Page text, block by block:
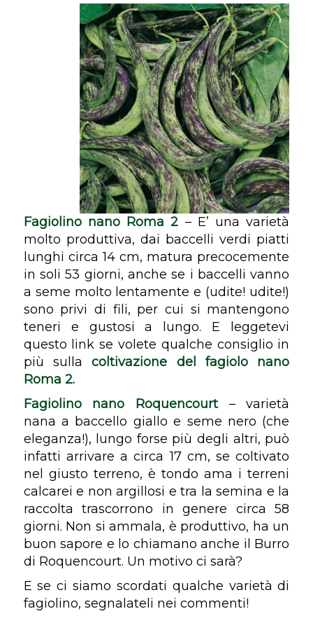
Fagiolino nano Roma 2 – E’ una varietà
molto produttiva, dai baccelli verdi piatti
lunghi circa 14 cm, matura precocemente
in soli 53 giorni, anche se i baccelli vanno
a seme molto lentamente e (udite! udite!)
sono privi di fili, per cui si mantengono
teneri e gustosi a lungo. E leggetevi
questo link se volete qualche consiglio in
più sullacoltivazione del fagiolo nano
Roma 2.
Fagiolino nano Roquencourt– varietà
nana a baccello giallo e seme nero (che
eleganza!), lungo forse più degli altri, può
infatti arrivare a circa 17 cm, se coltivato
nel giusto terreno, è tondo ama i terreni
calcarei e non argillosi e tra la semina e la
raccolta trascorrono in genere circa 58
giorni. Non si ammala, è produttivo, ha un
buon sapore e lo chiamano anche il Burro
di Roquencourt. Un motivo ci sarà?
E se ci siamo scordati qualche varietà di
fagiolino, segnalateli nei commenti!